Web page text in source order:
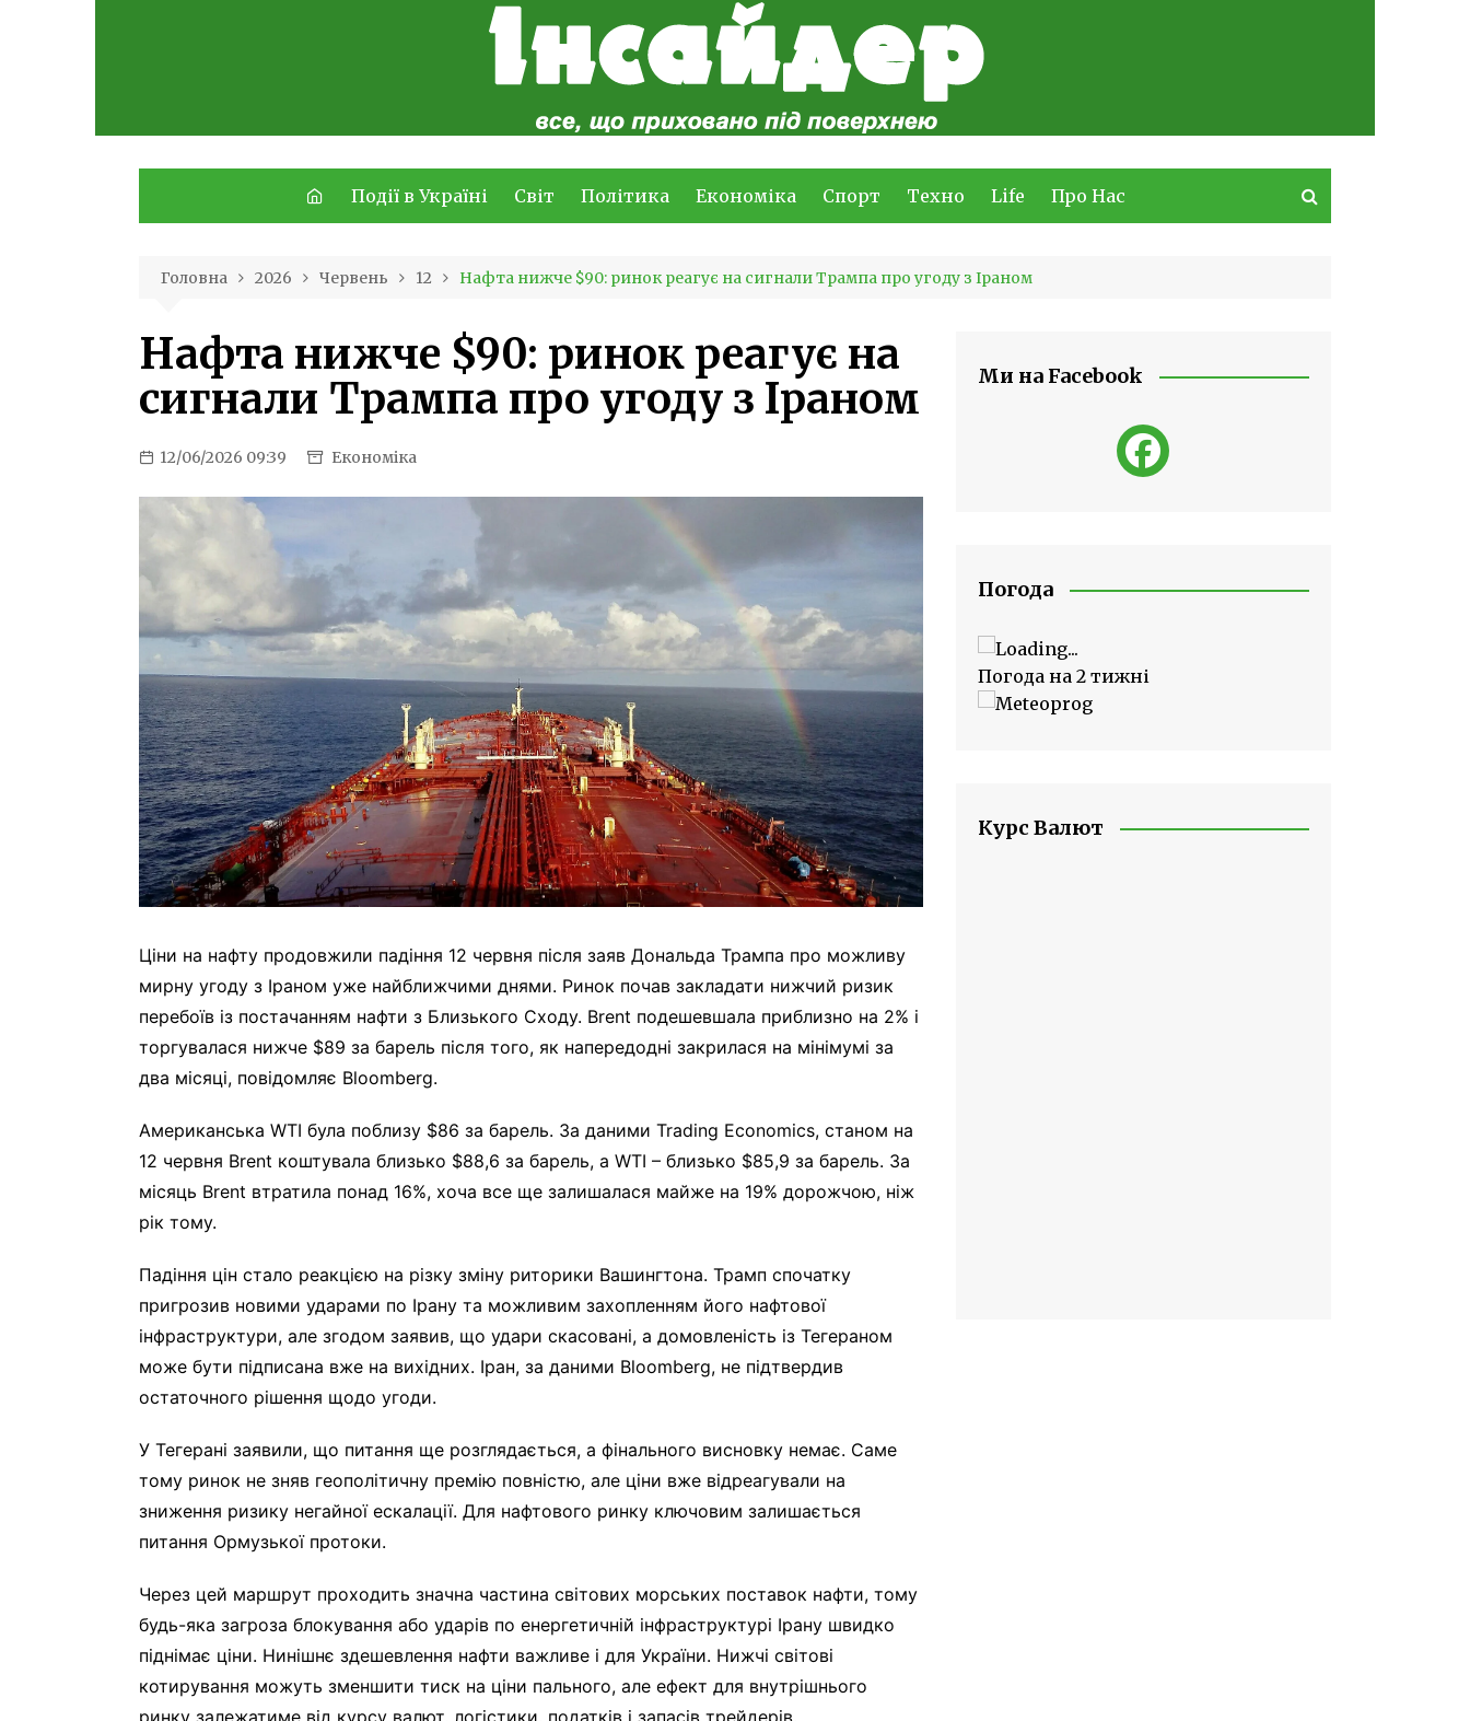
Події в Україні Світ Політика Економіка Спорт Техно Life Про Нас
Головна 2026 Червень 12 Нафта нижче $90: ринок реагує на сигнали Трампа про угоду з Іраном
Нафта нижче $90: ринок реагує на
сигнали Трампа про угоду з Іраном
12/06/2026 09:39 Економіка
Ціни на нафту продовжили падіння 12 червня після заяв Дональда Трампа про можливу
мирну угоду з Іраном уже найближчими днями. Ринок почав закладати нижчий ризик
перебоїв із постачанням нафти з Близького Сходу. Brent подешевшала приблизно на 2% і
торгувалася нижче $89 за барель після того, як напередодні закрилася на мінімумі за
два місяці, повідомляє Bloomberg.
Американська WTI була поблизу $86 за барель. За даними Trading Economics, станом на
12 червня Brent коштувала близько $88,6 за барель, а WTI – близько $85,9 за барель. За
місяць Brent втратила понад 16%, хоча все ще залишалася майже на 19% дорожчою, ніж
рік тому.
Падіння цін стало реакцією на різку зміну риторики Вашингтона. Трамп спочатку
пригрозив новими ударами по Ірану та можливим захопленням його нафтової
інфраструктури, але згодом заявив, що удари скасовані, а домовленість із Тегераном
може бути підписана вже на вихідних. Іран, за даними Bloomberg, не підтвердив
остаточного рішення щодо угоди.
У Тегерані заявили, що питання ще розглядається, а фінального висновку немає. Саме
тому ринок не зняв геополітичну премію повністю, але ціни вже відреагували на
зниження ризику негайної ескалації. Для нафтового ринку ключовим залишається
питання Ормузької протоки.
Через цей маршрут проходить значна частина світових морських поставок нафти, тому
будь-яка загроза блокування або ударів по енергетичній інфраструктурі Ірану швидко
піднімає ціни. Нинішнє здешевлення нафти важливе і для України. Нижчі світові
котирування можуть зменшити тиск на ціни пального, але ефект для внутрішнього
Ми на Facebook
Погода
Погода на 2 тижні
Курс Валют